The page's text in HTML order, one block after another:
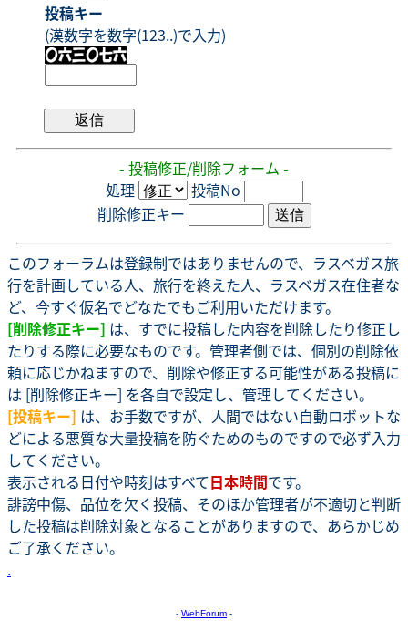
投稿キー
(漢数字を数字(123..)で入力)
- 投稿修正/削除フォーム -
処理
投稿No
削除修正キー
このフォーラムは登録制ではありませんので、ラスベガス旅
行を計画している人、旅行を終えた人、ラスベガス在住者な
ど、今すぐ仮名でどなたでもご利用いただけます。
[削除修正キー] は、すでに投稿した内容を削除したり修正し
たりする際に必要なものです。管理者側では、個別の削除依
頼に応じかねますので、削除や修正する可能性がある投稿に
は [削除修正キー] を各自で設定し、管理してください。
[投稿キー] は、お手数ですが、人間ではない自動ロボットな
どによる悪質な大量投稿を防ぐためのものですので必ず入力
してください。
表示される日付や時刻はすべて日本時間です。
誹謗中傷、品位を欠く投稿、そのほか管理者が不適切と判断
した投稿は削除対象となることがありますので、あらかじめ
ご了承ください。
.
- WebForum -